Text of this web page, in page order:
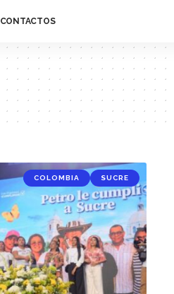
CONTACTOS
COLOMBIA SUCRE